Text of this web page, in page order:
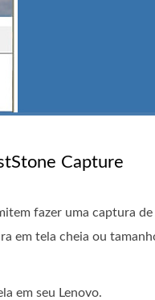
Capture
fazer uma captura
em tela cheia ou
em seu Lenovo.